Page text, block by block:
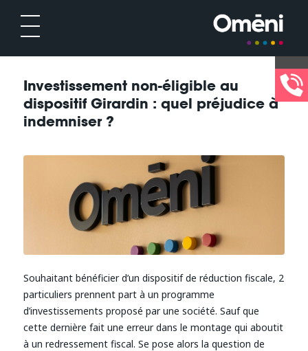
Investissement non-éligible au
dispositif Girardin : quel préjudice à
indemniser ?
Souhaitant bénéficier d’un dispositif de réduction fiscale, 2
particuliers prennent part à un programme
d’investissements proposé par une société. Sauf que
cette dernière fait une erreur dans le montage qui aboutit
à un redressement fiscal. Se pose alors la question de